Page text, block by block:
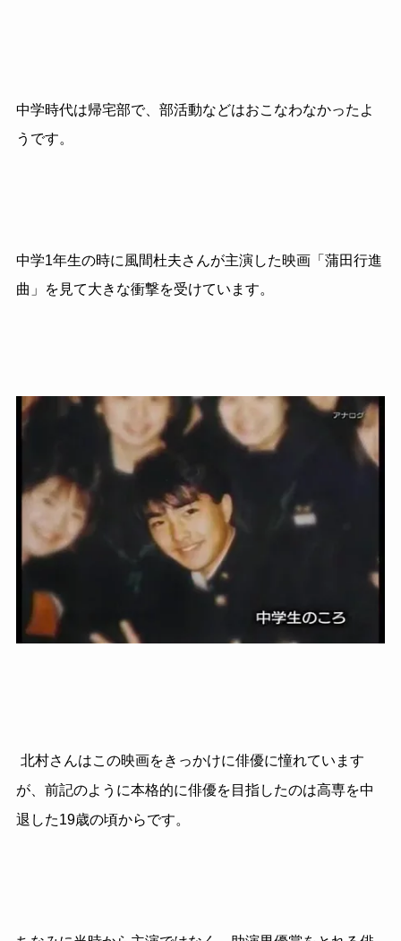
中学時代は帰宅部で、部活動などはおこなわなかったよ
うです。
中学1年生の時に風間杜夫さんが主演した映画「蒲田行進
曲」を見て大きな衝撃を受けています。
北村さんはこの映画をきっかけに俳優に憧れています
が、前記のように本格的に俳優を目指したのは高専を中
退した19歳の頃からです。